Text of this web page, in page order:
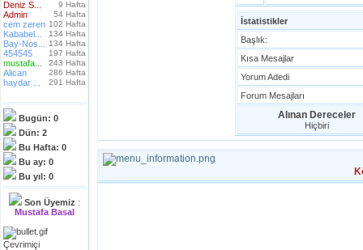
Deniz S... 9 Hafta
Admin 54 Hafta
cem zeren 102 Hafta
Kababel... 134 Hafta
Bay-Nos... 134 Hafta
454545 197 Hafta
mustafa... 243 Hafta
Alican 286 Hafta
haydar ... 291 Hafta
Bugün: 0
Dün: 2
Bu Hafta: 0
Bu ay: 0
Bu yıl: 0
Son Üyemiz :
Mustafa Basal
Çevrimiçi
İstatistikler
Başlık:
Kısa Mesajlar
Yorum Adedi
Forum Mesajları
Alınan Dereceler
Hiçbiri